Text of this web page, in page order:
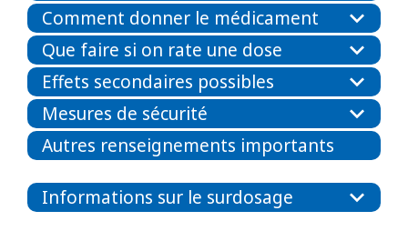
Comment donner le médicament
Que faire si on rate une dose
Effets secondaires possibles
Mesures de sécurité
Autres renseignements importants
Informations sur le surdosage